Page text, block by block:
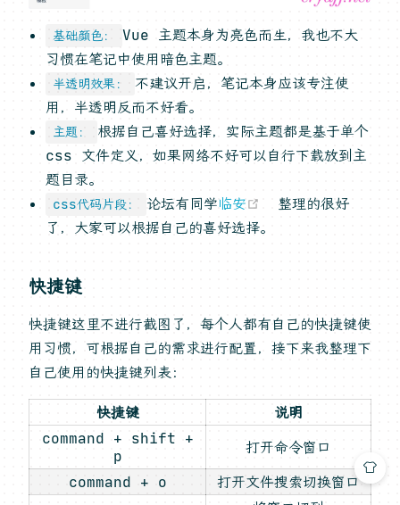
基础颜色：
Vue 主题本身为亮色而生，我也不大
习惯在笔记中使用暗色主题。
半透明效果：
不建议开启，笔记本身应该专注使
用，半透明反而不好看。
主题：
根据自己喜好选择，实际主题都是基于单个
css 文件定义，如果网络不好可以自行下载放到主
题目录。
css代码片段： 论坛有同学临安 (opens new
整理的很好
了，大家可以根据自己的喜好选择。
快捷键
快捷键这里不进行截图了，每个人都有自己的快捷键使
用习惯，可根据自己的需求进行配置，接下来我整理下
自己使用的快捷键列表：
快捷键
说明
command + shift +
p
打开命令窗口
command + o
打开文件搜索切换窗口